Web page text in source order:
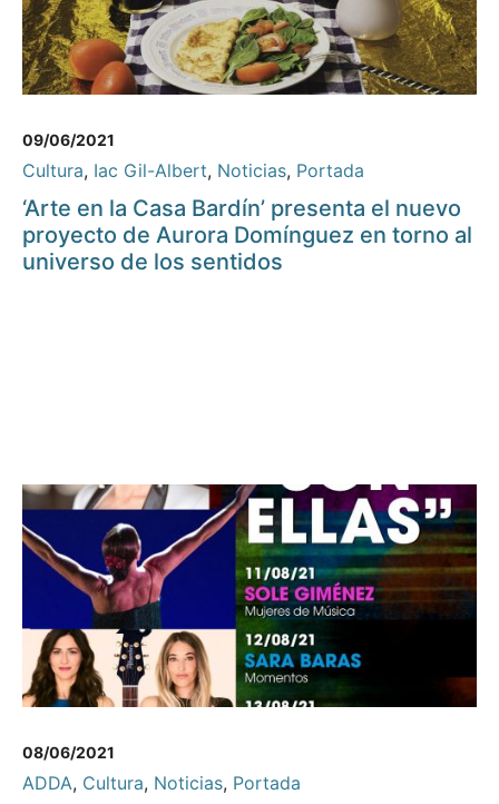
09/06/2021
Cultura, Iac Gil-Albert, Noticias, Portada
‘Arte en la Casa Bardín’ presenta el nuevo
proyecto de Aurora Domínguez en torno al
universo de los sentidos
08/06/2021
ADDA, Cultura, Noticias, Portada